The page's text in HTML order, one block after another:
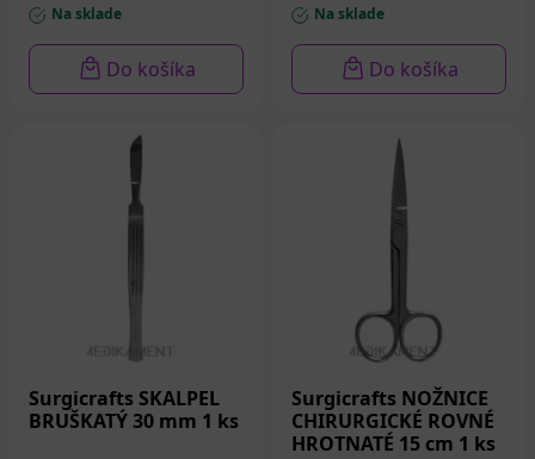
Na sklade
Do košíka
Na sklade
Do košíka
Surgicrafts SKALPEL
BRUŠKATÝ 30 mm 1 ks
Surgicrafts NOŽNICE
CHIRURGICKÉ ROVNÉ
HROTNATÉ 15 cm 1 ks